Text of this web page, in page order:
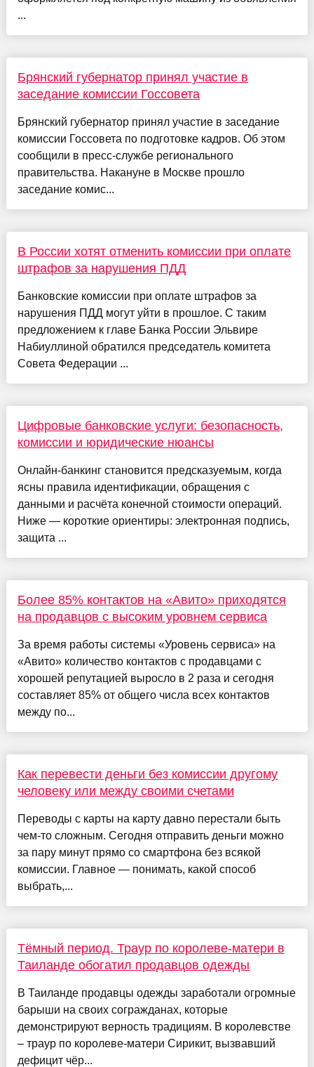
...
Брянский губернатор принял участие в
заседание комиссии Госсовета
Брянский губернатор принял участие в заседание
комиссии Госсовета по подготовке кадров. Об этом
сообщили в пресс-службе регионального
правительства. Накануне в Москве прошло
заседание комис...
В России хотят отменить комиссии при оплате
штрафов за нарушения ПДД
Банковские комиссии при оплате штрафов за
нарушения ПДД могут уйти в прошлое. С таким
предложением к главе Банка России Эльвире
Набиуллиной обратился председатель комитета
Совета Федерации ...
Цифровые банковские услуги: безопасность,
комиссии и юридические нюансы
Онлайн-банкинг становится предсказуемым, когда
ясны правила идентификации, обращения с
данными и расчёта конечной стоимости операций.
Ниже — короткие ориентиры: электронная подпись,
защита ...
Более 85% контактов на «Авито» приходятся
на продавцов с высоким уровнем сервиса
За время работы системы «Уровень сервиса» на
«Авито» количество контактов с продавцами с
хорошей репутацией выросло в 2 раза и сегодня
составляет 85% от общего числа всех контактов
между по...
Как перевести деньги без комиссии другому
человеку или между своими счетами
Переводы с карты на карту давно перестали быть
чем-то сложным. Сегодня отправить деньги можно
за пару минут прямо со смартфона без всякой
комиссии. Главное — понимать, какой способ
выбрать,...
Тёмный период. Траур по королеве-матери в
Таиланде обогатил продавцов одежды
В Таиланде продавцы одежды заработали огромные
барыши на своих согражданах, которые
демонстрируют верность традициям. В королевстве
– траур по королеве-матери Сирикит, вызвавший
дефицит чёр...